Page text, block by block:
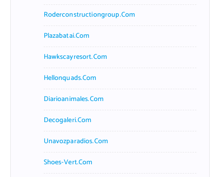
Roderconstructiongroup.com
Plazabatai.com
Hawkscayresort.com
Hellonquads.com
Diarioanimales.com
Decogaleri.com
Unavozparadios.com
Shoes-Vert.com